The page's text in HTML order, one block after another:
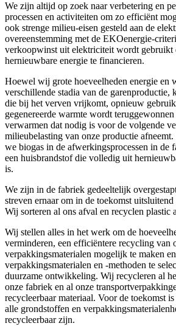
We zijn altijd op zoek naar verbetering en
processen en activiteiten om zo efficiënt
ook strenge milieu-eisen gesteld aan de
overeenstemming met de EKOenergie-
verkoopwinst uit elektriciteit wordt gebruikt
hernieuwbare energie te financieren.
Hoewel wij grote hoeveelheden energie en
verschillende stadia van de garenproductie,
die bij het verven vrijkomt, opnieuw
gegenereerde warmte wordt
verwarmen dat nodig is voor de volgende
milieubelasting van onze productie
we biogas in de afwerkingsprocessen in de
een huisbrandstof die volledig uit
is.
We zijn in de fabriek gedeeltelijk
streven ernaar om in de toekomst
Wij sorteren al ons afval en recyclen plastic
Wij stellen alles in het werk om de
verminderen, een efficiëntere recycling van
verpakkingsmaterialen mogelijk te maken
verpakkingsmaterialen en -methoden te
duurzame ontwikkeling. Wij recycleren al
onze fabriek en al onze
recycleerbaar materiaal. Voor de toekomst
alle grondstoffen en
recycleerbaar zijn.